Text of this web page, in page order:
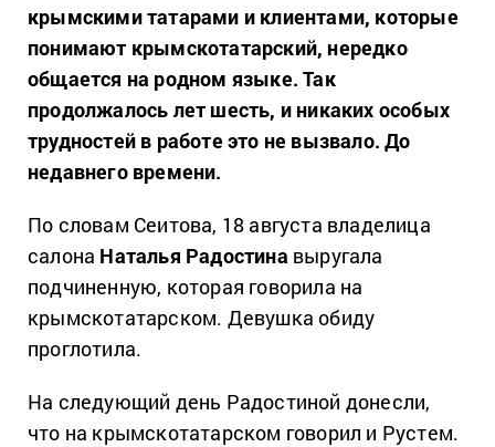
крымскими татарами и клиентами, которые
понимают крымскотатарский, нередко
общается на родном языке. Так
продолжалось лет шесть, и никаких особых
трудностей в работе это не вызвало. До
недавнего времени.
По словам Сеитова, 18 августа владелица
салона Наталья Радостина выругала
подчиненную, которая говорила на
крымскотатарском. Девушка обиду
проглотила.
На следующий день Радостиной донесли,
что на крымскотатарском говорил и Рустем.